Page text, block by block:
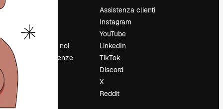
Recensioni
Lavora con noi
Cerca tendenze
Assistenza clienti
Instagram
YouTube
LinkedIn
TikTok
Discord
X
Reddit